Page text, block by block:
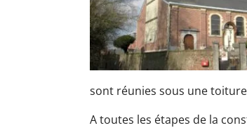
sont réunies sous une
A toutes les étapes de la